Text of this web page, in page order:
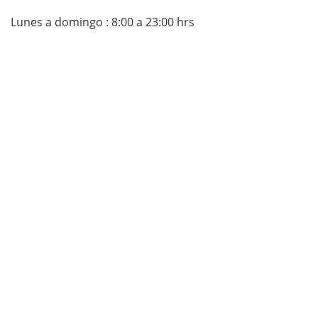
Lunes a domingo : 8:00 a 23:00 hrs